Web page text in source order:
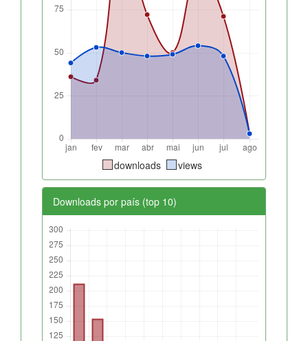
downloads views
Downloads por país (top 10)